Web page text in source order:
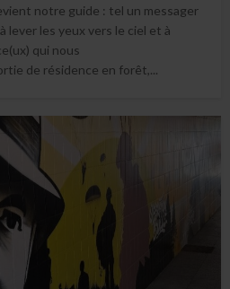
notre guide : tel un messager
lever les yeux vers le ciel et à
qui nous
de résidence en forêt,...